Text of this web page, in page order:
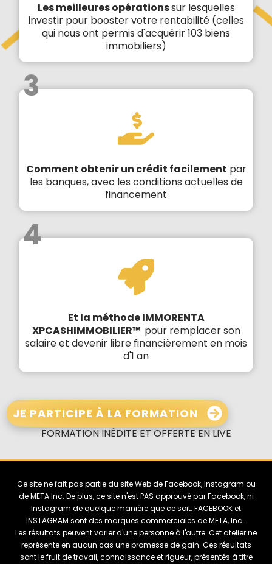
Les meilleures opérationssur lesquelles
investir pour booster votre rentabilité (celles
qui nous ont permis d'acquérir 103 biens
immobiliers)
3
Comment obtenir un crédit facilement par
les banques, avec les conditions actuelles de
financement
4
Et la méthode IMMORENTA
XPCASHIMMOBILIER™ pour remplacer son
salaire et devenir libre financièrement en mois
d'1 an
JE PARTICIPE À LA FORMATION
FORMATION INÉDITE ET OFFERTE EN LIVE
Ce site ne fait pas partie du site Web de Facebook, Instagram ou
de META Inc. De plus, ce site n'est PAS approuvé par Facebook, ni
Instagram de quelque manière que ce soit. FACEBOOK et
INSTAGRAM sont des marques commerciales de META, Inc.
Les résultats peuvent varier d'une personne à l'autre. Cet atelier ne
représente en aucun cas une promesse de gain. Ces résultats
sont le fruit de travail, connaissance et rigueur, présentés à titre